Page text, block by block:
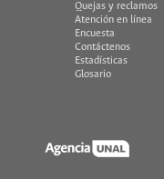
Quejas y reclamos
Atención en línea
Encuesta
Contáctenos
Estadísticas
Glosario